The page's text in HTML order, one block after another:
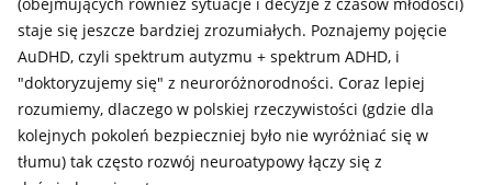
(obejmujących również sytuacje i decyzje z czasów młodości)
staje się jeszcze bardziej zrozumiałych. Poznajemy pojęcie
AuDHD, czyli spektrum autyzmu + spektrum ADHD, i
"doktoryzujemy się" z neuroróżnorodności. Coraz lepiej
rozumiemy, dlaczego w polskiej rzeczywistości (gdzie dla
kolejnych pokoleń bezpieczniej było nie wyróżniać się w
tłumu) tak często rozwój neuroatypowy łączy się z